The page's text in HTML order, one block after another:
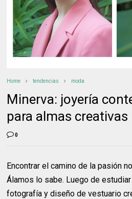
Home tendencias moda
Minerva: joyería
para almas creativas
0
Encontrar el camino de la pasión
Álamos lo sabe. Luego de
fotografía y diseño de vestuario